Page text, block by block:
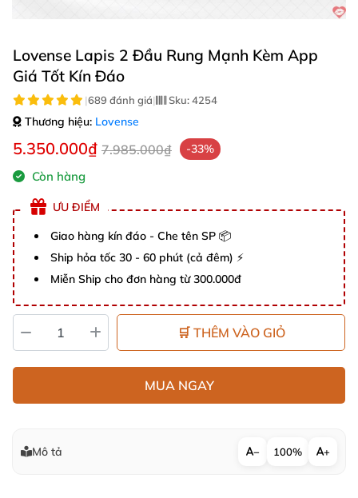
Lovense Lapis 2 Đầu Rung Mạnh Kèm App
Giá Tốt Kín Đáo
|689 đánh giá| Sku:4254
Thương hiệu: Lovense
5.350.000₫ 7.985.000₫ -33%
Còn hàng
ƯU ĐIỂM
Giao hàng kín đáo - Che tên SP 📦
Ship hỏa tốc 30 - 60 phút (cả đêm) ⚡
Miễn Ship cho đơn hàng từ 300.000đ
🛒 THÊM VÀO GIỎ
MUA NGAY
Mô tả − 100% +